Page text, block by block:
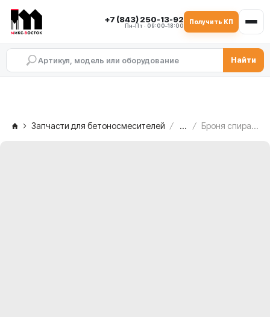
+7 (843) 250-13-92
Пн–Пт · 09:00–18:00
Получить КП
Найти
Запчасти для бетоносмесителей ... Броня спирали левая MEKA MB 2.0, 1000426